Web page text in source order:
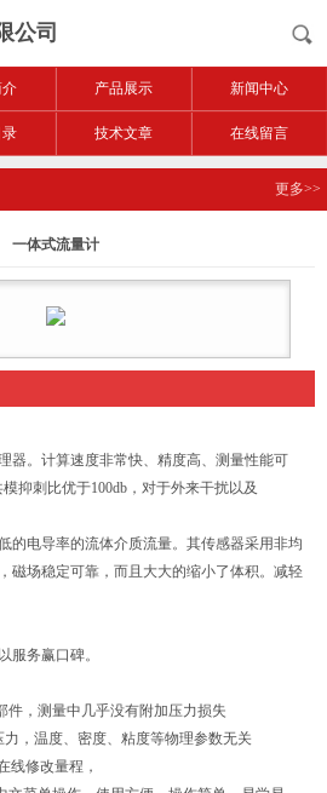
公司
产品展示 新闻中心
录 技术文章 在线留言
更多>>
一体式流量计
器。计算速度非常快、精度高、测量性能可
抑刺比优于100db，对于外来干扰以及
的电导率的流体介质流量。其传感器采用非均
磁场稳定可靠，而且大大的缩小了体积。减轻
服务赢口碑。
件，测量中几乎没有附加压力损失
，温度、密度、粘度等物理参数无关
线修改量程，